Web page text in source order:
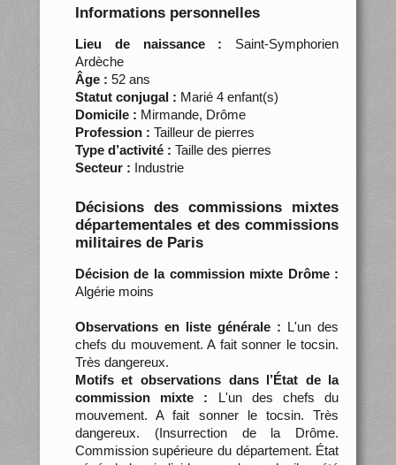
Informations personnelles
Lieu de naissance : Saint-Symphorien
Ardèche
Âge : 52 ans
Statut conjugal : Marié 4 enfant(s)
Domicile : Mirmande, Drôme
Profession : Tailleur de pierres
Type d’activité : Taille des pierres
Secteur : Industrie
Décisions des commissions mixtes
départementales et des commissions
militaires de Paris
Décision de la commission mixte Drôme :
Algérie moins
Observations en liste générale : L'un des
chefs du mouvement. A fait sonner le tocsin.
Très dangereux.
Motifs et observations dans l’État de la
commission mixte : L'un des chefs du
mouvement. A fait sonner le tocsin. Très
dangereux. (Insurrection de la Drôme.
Commission supérieure du département. État